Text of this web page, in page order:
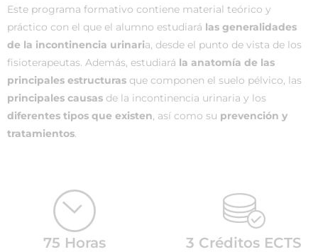
Este programa formativo contiene material teórico y
práctico con el que el alumno estudiará las generalidades
de la incontinencia urinaria, desde el punto de vista de los
fisioterapeutas. Además, estudiará la anatomía de las
principales estructuras que componen el suelo pélvico, las
principales causas de la incontinencia urinaria y los
diferentes tipos que existen, así como su prevención y
tratamientos.
75 Horas 3 Créditos ECTS